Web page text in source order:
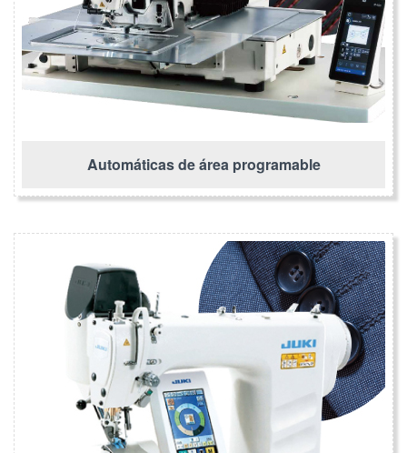
Automáticas de área programable